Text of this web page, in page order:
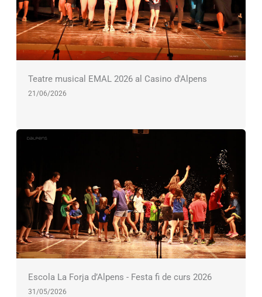
Teatre musical EMAL 2026 al Casino d'Alpens
21/06/2026
Escola La Forja d’Alpens - Festa fi de curs 2026
31/05/2026